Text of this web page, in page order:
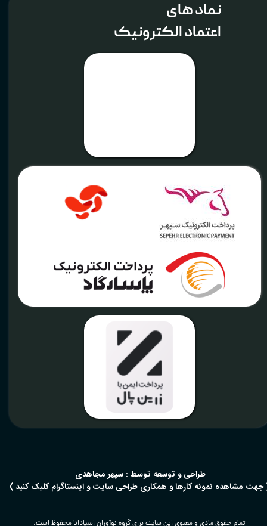
تمام حقوق مادی و معنوی این سایت برای گروه نوآوران اسپادانا محفوظ است.
نماد های
اعتماد الکترونیک
​طراحی و توسعه توسط : سپهر مجاهدی
جهت مشاهده نمونه کارها و همکاری طراحی سایت و اینستاگرام کلیک کنید )